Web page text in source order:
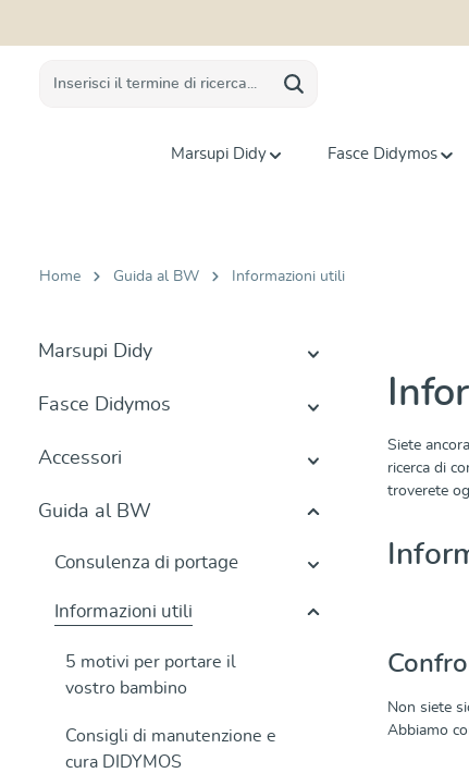
Marsupi Didy Fasce Didymos
Home Guida al BW Informazioni utili
Marsupi Didy
Fasce Didymos
Accessori
Guida al BW
Consulenza di portage
Informazioni utili
5 motivi per portare il
vostro bambino
Consigli di manutenzione e
cura DIDYMOS
Siete
ricerca di
troverete
Non siete
Abbiamo